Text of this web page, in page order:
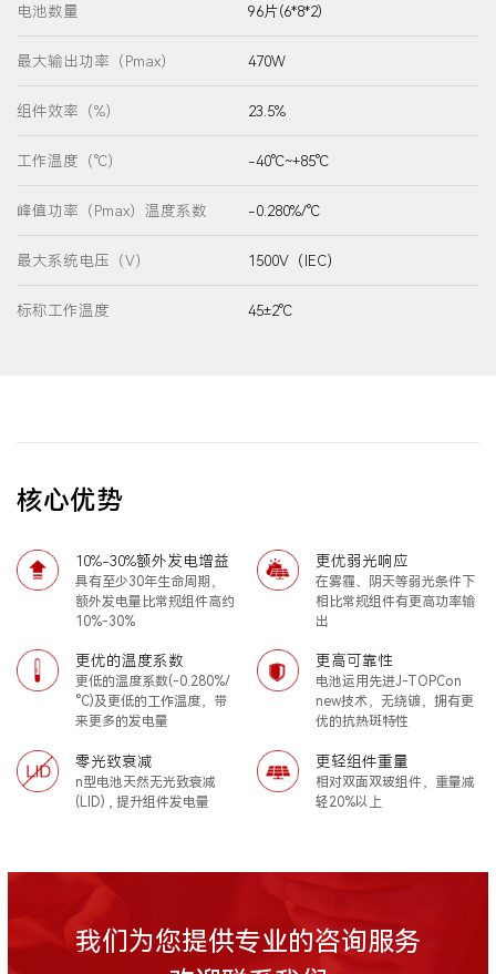
电池数量 96片(6*8*2)
最大输出功率（Pmax） 470W
组件效率（%） 23.5%
工作温度（℃） -40℃~+85℃
峰值功率（Pmax）温度系数 -0.280%/℃
最大系统电压（V） 1500V（IEC）
标称工作温度 45±2℃
核心优势
10%-30%额外发电增益
具有至少30年生命周期，
额外发电量比常规组件高约
10%-30%
更优弱光响应
在雾霾、阴天等弱光条件下
相比常规组件有更高功率输
出
更优的温度系数
更低的温度系数(-0.280%/
°C)及更低的工作温度，带
来更多的发电量
更高可靠性
电池运用先进J-TOPCon
new技术，无绕镀，拥有更
优的抗热斑特性
零光致衰减
n型电池天然无光致衰减
(LID) , 提升组件发电量
更轻组件重量
相对双面双玻组件，重量减
轻20%以上
我们为您提供专业的咨询服务